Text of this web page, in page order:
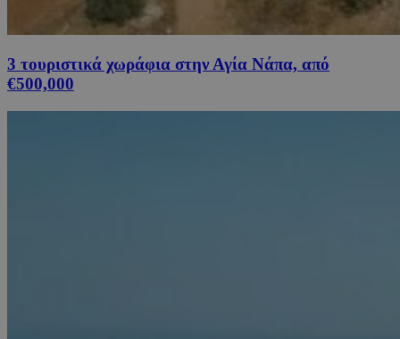
3 τουριστικά χωράφια στην Αγία Νάπα, από
€500,000